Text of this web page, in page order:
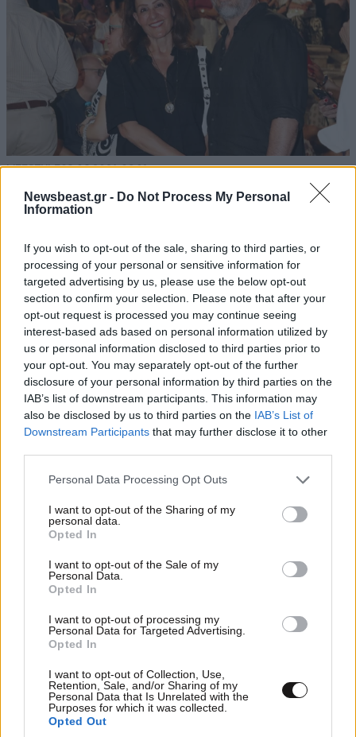
Newsbeast.gr - Do Not Process My Personal
Information
If you wish to opt-out of the sale, sharing to third parties, or
processing of your personal or sensitive information for
targeted advertising by us, please use the below opt-out
section to confirm your selection. Please note that after your
opt-out request is processed you may continue seeing
interest-based ads based on personal information utilized by
us or personal information disclosed to third parties prior to
your opt-out. You may separately opt-out of the further
disclosure of your personal information by third parties on the
IAB’s list of downstream participants. This information may
also be disclosed by us to third parties on the IAB’s List of
Downstream Participants that may further disclose it to other
Please note that this website/app uses one or more Google
not limited to your visit or usage behaviour. You may click to
grant or deny consent to Google and its third-party tags to
use your data for below specified purposes in below Google
consent section.
Personal Data Processing Opt Outs
I want to opt-out of the Sharing of my
personal data.
Opted In
I want to opt-out of the Sale of my
Personal Data.
Opted In
I want to opt-out of processing my
Personal Data for Targeted Advertising.
Opted In
I want to opt-out of Collection, Use,
Retention, Sale, and/or Sharing of my
Personal Data that Is Unrelated with the
Purposes for which it was collected.
Opted Out
LIFESTYLE08·08·2026 09:01
Νία Βαρντάλος – Σπύρος Κατσαγάνης: Μια
σχέση που θυμίζει σενάριο ταινίας και μετρά